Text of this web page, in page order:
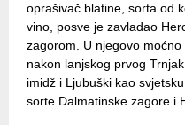
oprašivač blatine, sorta od
vino, posve je zavladao
zagorom. U njegovo
nakon lanjskog prvog
imidž i Ljubuški kao
sorte Dalmatinske zagore i